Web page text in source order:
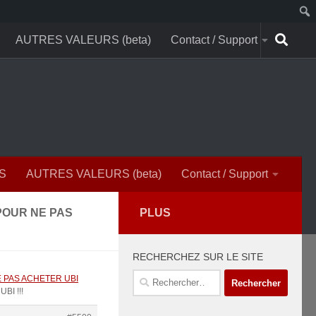
AUTRES VALEURS (beta) Contact / Support
AUTRES VALEURS (beta) Contact / Support
NE PAS
ACHETER UBI
!!!
PLUS
RECHERCHEZ SUR LE SITE
Rechercher :